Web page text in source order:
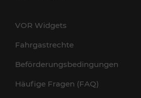
VOR Widgets
Fahrgastrechte
Beförderungsbedingungen
Häufige Fragen (FAQ)